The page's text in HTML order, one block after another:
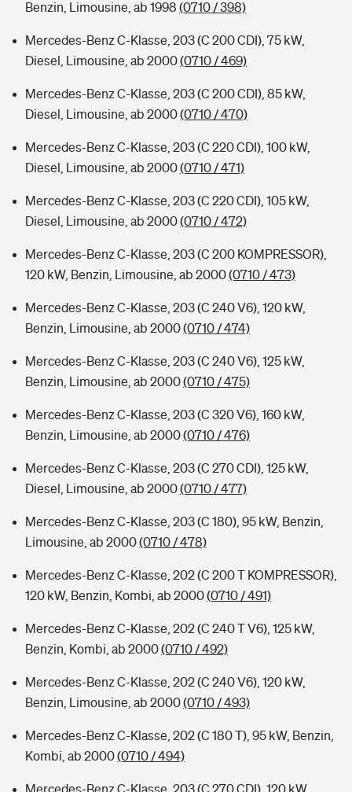
Benzin, Limousine, ab 1998 (0710 / 398)
Mercedes-Benz C-Klasse, 203 (C 200 CDI), 75 kW,
Diesel, Limousine, ab 2000(0710 / 469)
Mercedes-Benz C-Klasse, 203 (C 200 CDI), 85 kW,
Diesel, Limousine, ab 2000(0710 / 470)
Mercedes-Benz C-Klasse, 203 (C 220 CDI), 100 kW,
Diesel, Limousine, ab 2000(0710 / 471)
Mercedes-Benz C-Klasse, 203 (C 220 CDI), 105 kW,
Diesel, Limousine, ab 2000(0710 / 472)
Mercedes-Benz C-Klasse, 203 (C 200 KOMPRESSOR),
120 kW, Benzin, Limousine, ab 2000(0710 / 473)
Mercedes-Benz C-Klasse, 203 (C 240 V6), 120 kW,
Benzin, Limousine, ab 2000(0710 / 474)
Mercedes-Benz C-Klasse, 203 (C 240 V6), 125 kW,
Benzin, Limousine, ab 2000(0710 / 475)
Mercedes-Benz C-Klasse, 203 (C 320 V6), 160 kW,
Benzin, Limousine, ab 2000(0710 / 476)
Mercedes-Benz C-Klasse, 203 (C 270 CDI), 125 kW,
Diesel, Limousine, ab 2000(0710 / 477)
Mercedes-Benz C-Klasse, 203 (C 180), 95 kW, Benzin,
Limousine, ab 2000(0710 / 478)
Mercedes-Benz C-Klasse, 202 (C 200 T KOMPRESSOR),
120 kW, Benzin, Kombi, ab 2000(0710 / 491)
Mercedes-Benz C-Klasse, 202 (C 240 T V6), 125 kW,
Benzin, Kombi, ab 2000(0710 / 492)
Mercedes-Benz C-Klasse, 202 (C 240 V6), 120 kW,
Benzin, Limousine, ab 2000(0710 / 493)
Mercedes-Benz C-Klasse, 202 (C 180 T), 95 kW, Benzin,
Kombi, ab 2000(0710 / 494)
Mercedes-Benz C-Klasse, 203 (C 270 CDI), 120 kW,